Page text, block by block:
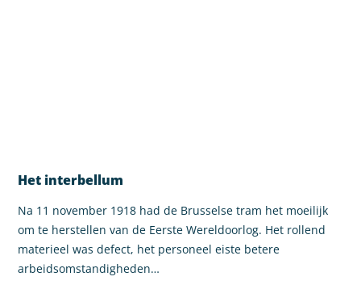
Het interbellum
Na 11 november 1918 had de Brusselse tram het moeilijk
om te herstellen van de Eerste Wereldoorlog. Het rollend
materieel was defect, het personeel eiste betere
arbeidsomstandigheden…